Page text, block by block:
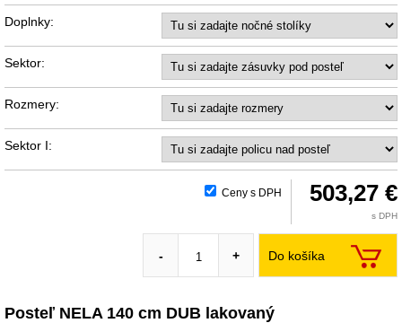
Doplnky:
Sektor:
Rozmery:
Sektor I:
Ceny s DPH 503,27 €
s DPH
Do košíka
- +
Posteľ NELA 140 cm DUB lakovaný